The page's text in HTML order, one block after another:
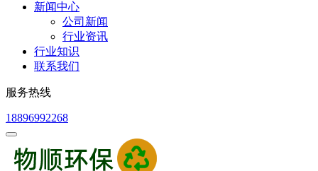
新闻中心
公司新闻
行业资讯
行业知识
联系我们
服务热线
18896992268